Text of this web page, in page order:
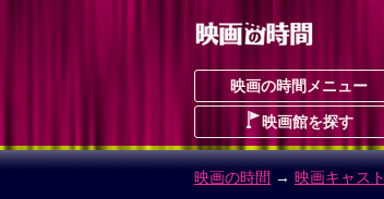
映画の時間メニュー
映画館を探す
映画の時間 → 映画キャスト